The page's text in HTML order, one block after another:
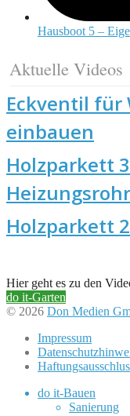
Hausboot 5 –
Aktuelle Videos
Eckventil für
einbauen
Holzparkett
Holzparkett
Hier geht es zu den
do it-Garten
© 2026 Don Medien
Impressum
do it-Bauen
Sanierung